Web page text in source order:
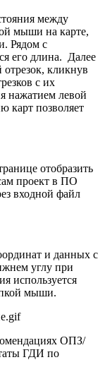
между
мыши на карте,
Рядом с
его длина. Далее
кликнув
с их
нажатием левой
карт позволяет
отобразить
проект в ПО
входной файл
и данных с
углу при
используется
мыши.
ОПЗ/
ГДИ по